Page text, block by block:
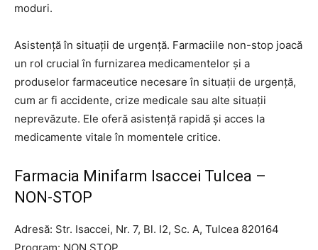
moduri.
Asistență în situații de urgență. Farmaciile non-stop joacă
un rol crucial în furnizarea medicamentelor și a
produselor farmaceutice necesare în situații de urgență,
cum ar fi accidente, crize medicale sau alte situații
neprevăzute. Ele oferă asistență rapidă și acces la
medicamente vitale în momentele critice.
Farmacia Minifarm Isaccei Tulcea –
NON-STOP
Adresă: Str. Isaccei, Nr. 7, Bl. I2, Sc. A, Tulcea 820164